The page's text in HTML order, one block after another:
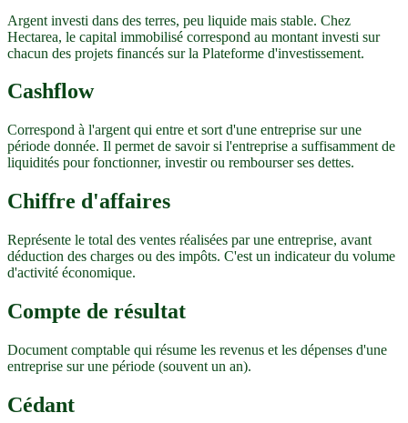
Argent investi dans des terres, peu liquide mais stable. Chez
Hectarea, le capital immobilisé correspond au montant investi sur
chacun des projets financés sur la Plateforme d'investissement.
Cashflow
Correspond à l'argent qui entre et sort d'une entreprise sur une
période donnée. Il permet de savoir si l'entreprise a suffisamment de
liquidités pour fonctionner, investir ou rembourser ses dettes.
Chiffre d'affaires
Représente le total des ventes réalisées par une entreprise, avant
déduction des charges ou des impôts. C'est un indicateur du volume
d'activité économique.
Compte de résultat
Document comptable qui résume les revenus et les dépenses d'une
entreprise sur une période (souvent un an).
Cédant